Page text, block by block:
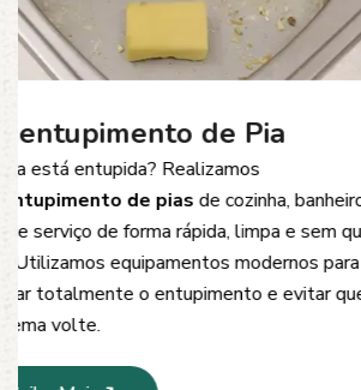
Desentupimento de
Problemas comentupimento de
Oferecemos soluções rápidas e
desobstrução de redes de esgoto,
inspeção e tubulações. Utilizamos
modernos e técnicas seguras que
serviço limpo, ágil e sem danos à